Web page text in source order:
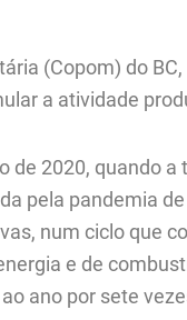
(Copom) do
a atividade
de 2020, quando a
pela pandemia
num ciclo que
e de
ano por sete